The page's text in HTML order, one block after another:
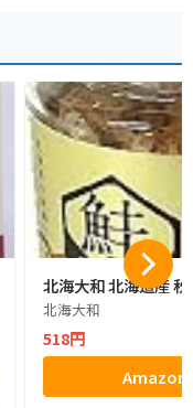
北海大和 北海道産
北海大和
518円
Amazon